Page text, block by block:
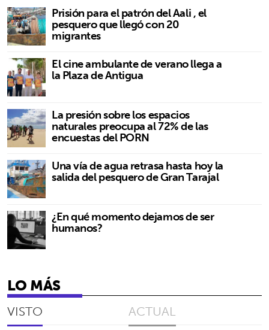
Prisión para el patrón del Aali , el
pesquero que llegó con 20
migrantes
El cine ambulante de verano llega a
la Plaza de Antigua
La presión sobre los espacios
naturales preocupa al 72% de las
encuestas del PORN
Una vía de agua retrasa hasta hoy la
salida del pesquero de Gran Tarajal
¿En qué momento dejamos de ser
humanos?
LO MÁS
VISTO ACTUAL